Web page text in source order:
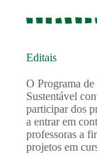
Editais
O Programa
Sustentável
participar dos
a entrar em
professoras a
projetos em